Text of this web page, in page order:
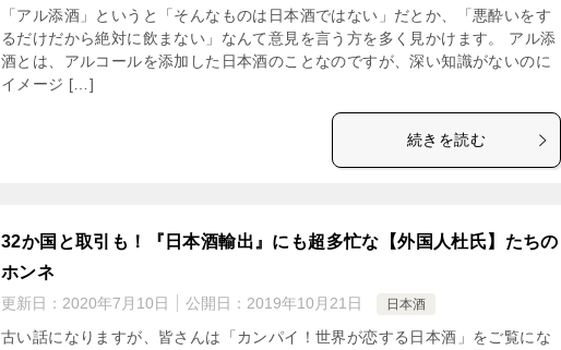
「アル添酒」というと「そんなものは日本酒ではない」だとか、「悪酔いをす
るだけだから絶対に飲まない」なんて意見を言う方を多く見かけます。 アル添
酒とは、アルコールを添加した日本酒のことなのですが、深い知識がないのに
イメージ […]
続きを読む
32か国と取引も！『日本酒輸出』にも超多忙な【外国人杜氏】たちの
ホンネ
更新日： 2020年7月10日 公開日： 2019年10月21日 日本酒
古い話になりますが、皆さんは「カンパイ！世界が恋する日本酒」をご覧にな